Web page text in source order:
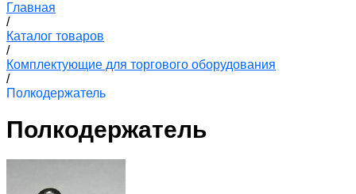
Главная
/
Каталог товаров
/
Комплектующие для торгового оборудования
/
Полкодержатель
Полкодержатель